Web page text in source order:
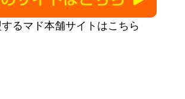
るマド本舗サイトはこちら